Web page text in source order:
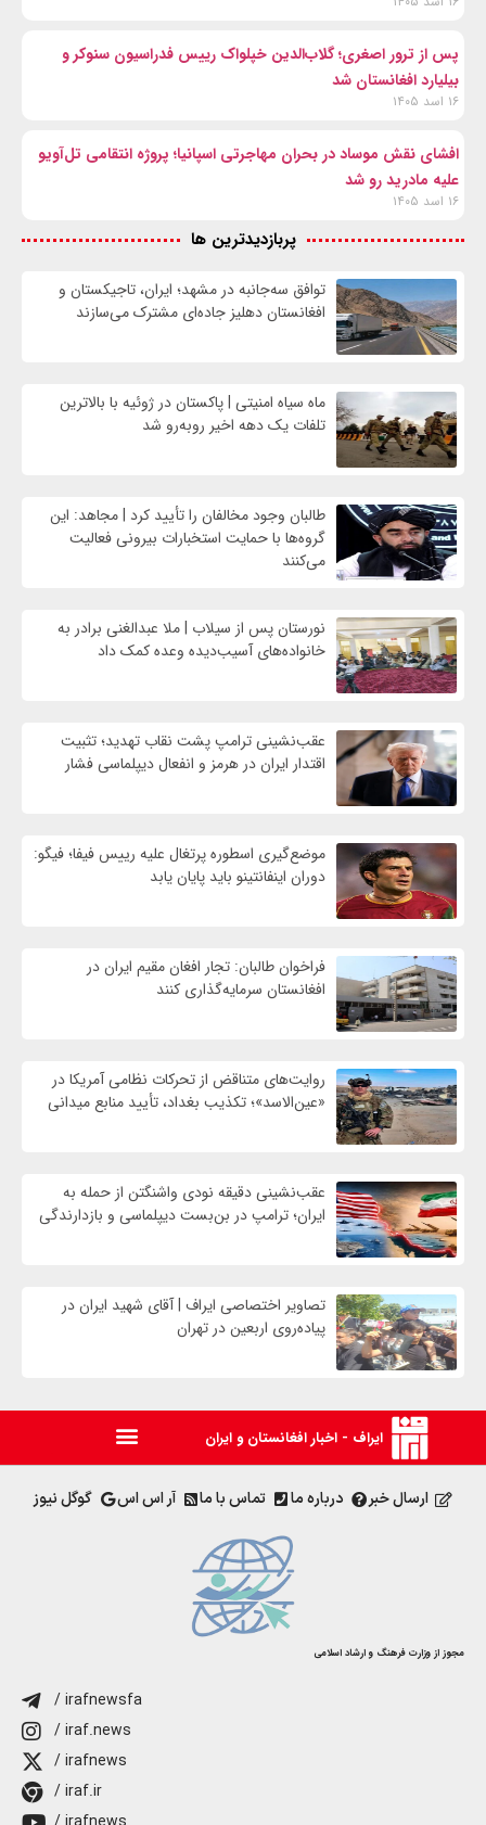
پس از ترور اصغری؛ گلاب‌الدین خپلواک رییس فدراسیون سنوکر و
بیلیارد افغانستان شد
۱۶ اسد ۱۴۰۵
افشای نقش موساد در بحران مهاجرتی اسپانیا؛ پروژه انتقامی تل‌آویو
علیه مادرید رو شد
۱۶ اسد ۱۴۰۵
پربازدیدترین ها
توافق سه‌جانبه در مشهد؛ ایران، تاجیکستان و
افغانستان دهلیز جاده‌ای مشترک می‌سازند
ماه سیاه امنیتی | پاکستان در ژوئیه با بالاترین
تلفات یک دهه اخیر روبه‌رو شد
طالبان وجود مخالفان را تأیید کرد | مجاهد: این
گروه‌ها با حمایت استخبارات بیرونی فعالیت
می‌کنند
نورستان پس از سیلاب | ملا عبدالغنی برادر به
خانواده‌های آسیب‌دیده وعده کمک داد
عقب‌نشینی ترامپ پشت نقاب تهدید؛ تثبیت
اقتدار ایران در هرمز و انفعال دیپلماسی فشار
موضع‌گیری اسطوره پرتغال علیه رییس فیفا؛ فیگو:
دوران اینفانتینو باید پایان یابد
فراخوان طالبان: تجار افغان مقیم ایران در
افغانستان سرمایه‌گذاری کنند
روایت‌های متناقض از تحرکات نظامی آمریکا در
«عین‌الاسد»؛ تکذیب بغداد، تأیید منابع میدانی
عقب‌نشینی دقیقه نودی واشنگتن از حمله به
ایران؛ ترامپ در بن‌بست دیپلماسی و بازدارندگی
تصاویر اختصاصی ایراف | آقای شهید ایران در
پیاده‌روی اربعین در تهران
ایراف - اخبار افغانستان و ایران
ارسال خبر درباره ما تماس با ما آر اس اس گوگل نیوز
مجوز از وزارت فرهنگ و ارشاد اسلامی
/ irafnewsfa
/ iraf.news
/ irafnews
/ iraf.ir